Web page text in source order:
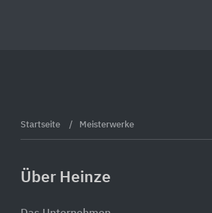
Startseite Meisterwerke
Über Heinze